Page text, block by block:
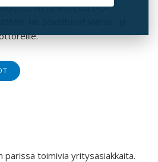
on tarkoitettu DC-
Ne soveltuvat vieras- ja
parissa toimivia yritysasiakkaita.